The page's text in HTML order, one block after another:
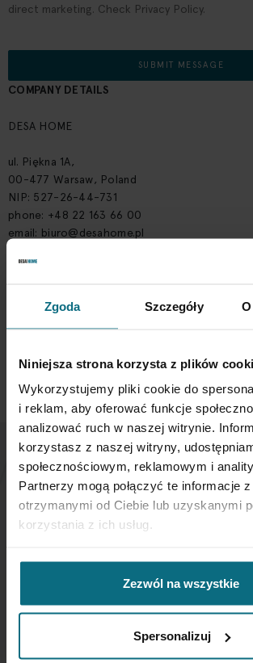
Zgoda Szczegóły
Niniejsza strona korzysta z plików
Wykorzystujemy pliki cookie do
i reklam, aby oferować funkcje
analizować ruch w naszej witrynie.
korzystasz z naszej witryny,
społecznościowym, reklamowym i
Partnerzy mogą połączyć te informacje
otrzymanymi od Ciebie lub uzyskanymi
korzystania z ich usług.
Zezwól na wszystkie
Spersonalizuj
direct marketing. Check Privacy Policy.
SUBMIT MESSAGE
COMPANY DETAILS
DESA HOME
ul. Piękna 1A,
00-477 Warsaw, Poland
NIP: 527-26-44-731
phone: +48 22 163 66 00
email: biuro@desahome.pl
ul. Piękna 1A
email:showroom@desahome.pl
NEWSLETTER
If you want to be up to date, sign up to
Up
Newsletter: